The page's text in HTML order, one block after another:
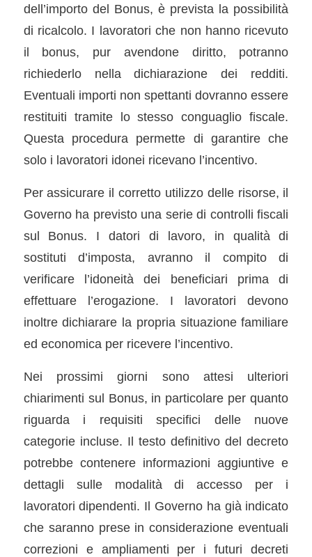
dell’importo del Bonus, è prevista la possibilità
di ricalcolo. I lavoratori che non hanno ricevuto
il bonus, pur avendone diritto, potranno
richiederlo nella dichiarazione dei redditi.
Eventuali importi non spettanti dovranno essere
restituiti tramite lo stesso conguaglio fiscale.
Questa procedura permette di garantire che
solo i lavoratori idonei ricevano l’incentivo.
Per assicurare il corretto utilizzo delle risorse, il
Governo ha previsto una serie di controlli fiscali
sul Bonus. I datori di lavoro, in qualità di
sostituti d’imposta, avranno il compito di
verificare l’idoneità dei beneficiari prima di
effettuare l’erogazione. I lavoratori devono
inoltre dichiarare la propria situazione familiare
ed economica per ricevere l’incentivo.
Nei prossimi giorni sono attesi ulteriori
chiarimenti sul Bonus, in particolare per quanto
riguarda i requisiti specifici delle nuove
categorie incluse. Il testo definitivo del decreto
potrebbe contenere informazioni aggiuntive e
dettagli sulle modalità di accesso per i
lavoratori dipendenti. Il Governo ha già indicato
che saranno prese in considerazione eventuali
correzioni e ampliamenti per i futuri decreti